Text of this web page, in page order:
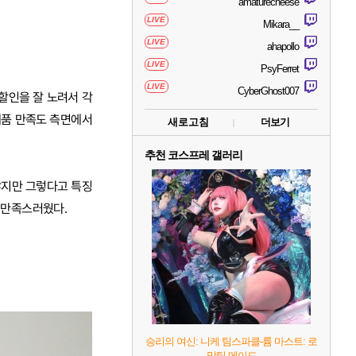
인을 잘 노려서 각
만족도 측면에서
만 그렇다고 특징
족스러웠다.
LIVE Mikara__
LIVE ahapollo
LIVE PsyFerret
LIVE CyberGhost007
새로고침 더보기
추천 코스프레 갤러리
승리의 여신: 니케 팀스파클-륨 마스트: 로